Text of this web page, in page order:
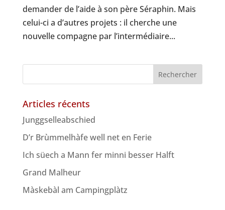
demander de l’aide à son père Séraphin. Mais
celui-ci a d’autres projets : il cherche une
nouvelle compagne par l’intermédiaire...
Articles récents
Junggselleabschied
D’r Brùmmelhàfe well net en Ferie
Ich süech a Mann fer minni besser Halft
Grand Malheur
Màskebàl am Campingplàtz